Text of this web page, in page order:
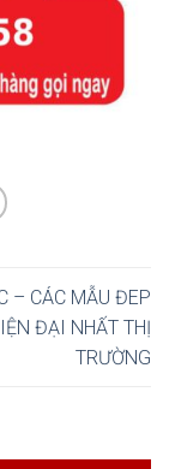
– CÁC MẪU ĐEP
ĐẠI NHẤT THỊ
TRƯỜNG